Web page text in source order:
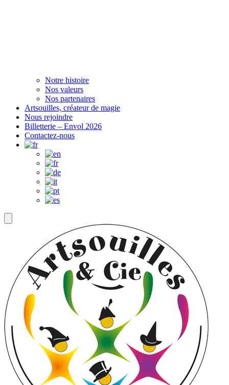
Notre histoire
Nos valeurs
Nos partenaires
Artsouilles, créateur de magie
Nous rejoindre
Billetterie – Envol 2026
Contactez-nous